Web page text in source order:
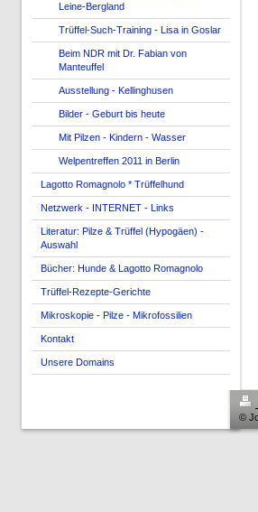
Leine-Bergland
Trüffel-Such-Training - Lisa in Goslar
Beim NDR mit Dr. Fabian von
Manteuffel
Ausstellung - Kellinghusen
Bilder - Geburt bis heute
Mit Pilzen - Kindern - Wasser
Welpentreffen 2011 in Berlin
Lagotto Romagnolo * Trüffelhund
Netzwerk - INTERNET - Links
Literatur: Pilze & Trüffel (Hypogäen) -
Auswahl
Bücher: Hunde & Lagotto Romagnolo
Trüffel-Rezepte-Gerichte
Mikroskopie - Pilze - Mikrofossilien
Kontakt
Unsere Domains
©